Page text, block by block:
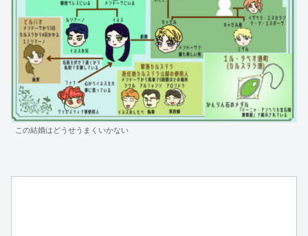
この結婚はどうせうまくいかない